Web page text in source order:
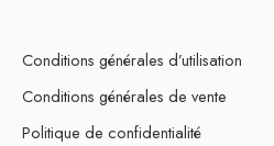
Conditions générales d’utilisation
Conditions générales de vente
Politique de confidentialité